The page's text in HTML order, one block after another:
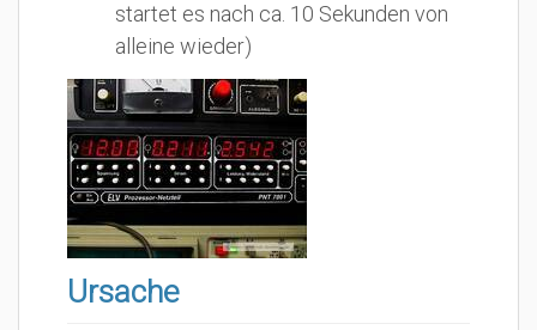
startet es nach ca. 10 Sekunden von
alleine wieder)
Ursache